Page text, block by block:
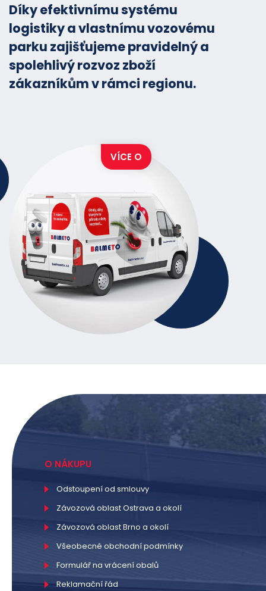
Díky efektivnímu systému
logistiky a vlastnímu vozovému
parku zajišťujeme pravidelný a
spolehlivý rozvoz zboží
zákazníkům v rámci regionu.
VÍCE O
O NÁKUPU
Odstoupení od smlouvy
Závozová oblast Ostrava a okolí
Závozová oblast Brno a okolí
Všeobecné obchodní podmínky
Formulář na vrácení obalů
Reklamační řád